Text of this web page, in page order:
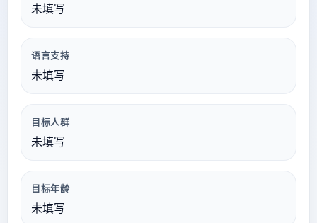
未填写
语言支持
未填写
目标人群
未填写
目标年龄
未填写